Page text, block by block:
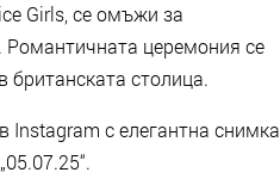
Girls, се омъжи за
Романтичната церемония се
британската столица.
Instagram с елегантна снимка